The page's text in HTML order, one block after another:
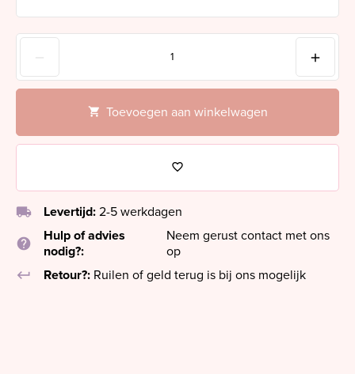
Toevoegen aan winkelwagen
local_shipping Levertijd: 2-5 werkdagen
help
Hulp of advies
nodig?:
Neem gerust contact met ons
op
keyboard_return
Retour?: Ruilen of geld terug is bij ons mogelijk